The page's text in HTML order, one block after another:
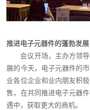
推进电子元器件的蓬勃发
会议开场，主办方领
展的今天，电子元器件的
业各位企业和业内朋友积
售，在共同推进电子元器
遇中，获取更大的商机。